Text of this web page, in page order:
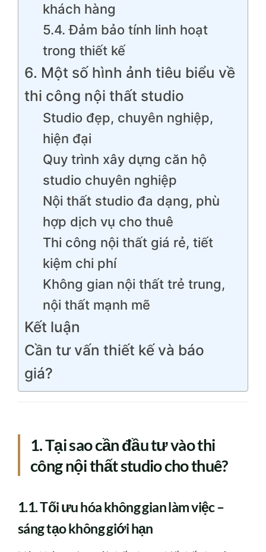
khách hàng
5.4. Đảm bảo tính linh hoạt
trong thiết kế
6. Một số hình ảnh tiêu biểu về
thi công nội thất studio
Studio đẹp, chuyên nghiệp,
hiện đại
Quy trình xây dựng căn hộ
studio chuyên nghiệp
Nội thất studio đa dạng, phù
hợp dịch vụ cho thuê
Thi công nội thất giá rẻ, tiết
kiệm chi phí
Không gian nội thất trẻ trung,
nội thất mạnh mẽ
Kết luận
Cần tư vấn thiết kế và báo
giá?
1. Tại sao cần đầu tư vào thi
công nội thất studio cho thuê?
1.1. Tối ưu hóa không gian làm việc –
sáng tạo không giới hạn